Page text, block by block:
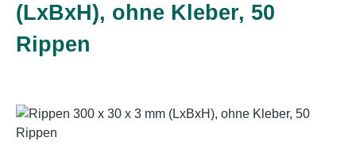
(LxBxH), ohne Kleber, 50
Rippen
Bildergalerie überspringen